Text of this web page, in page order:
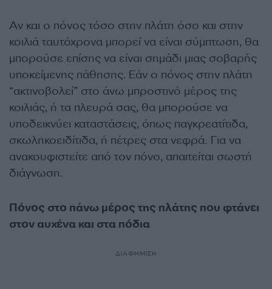
Αν και ο πόνος τόσο στην πλάτη όσο και στην
κοιλιά ταυτόχρονα μπορεί να είναι σύμπτωση, θα
μπορούσε επίσης να είναι σημάδι μιας σοβαρής
υποκείμενης πάθησης. Εάν ο πόνος στην πλάτη
“ακτινοβολεί” στο άνω μπροστινό μέρος της
κοιλιάς, ή τα πλευρά σας, θα μπορούσε να
υποδεικνύει καταστάσεις, όπως παγκρεατίτιδα,
σκωληκοειδίτιδα, ή πέτρες στα νεφρά. Για να
ανακουφιστείτε από τον πόνο, απαιτείται σωστή
διάγνωση.
Πόνος στο πάνω μέρος της πλάτης που φτάνει
στον αυχένα και στα πόδια
ΔΙΑΦΗΜΙΣΗ